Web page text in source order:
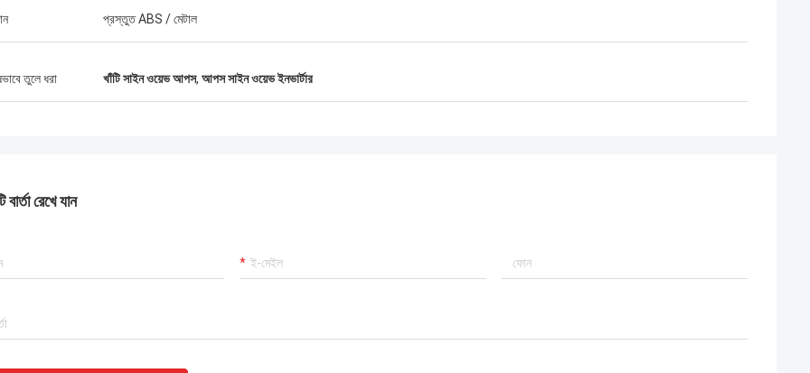
প্রস্তুত ABS / মেটাল
তুলে ধরা খাঁটি সাইন ওয়েভ আপস, আপস সাইন ওয়েভ ইনভার্টার
বার্তা রেখে যান